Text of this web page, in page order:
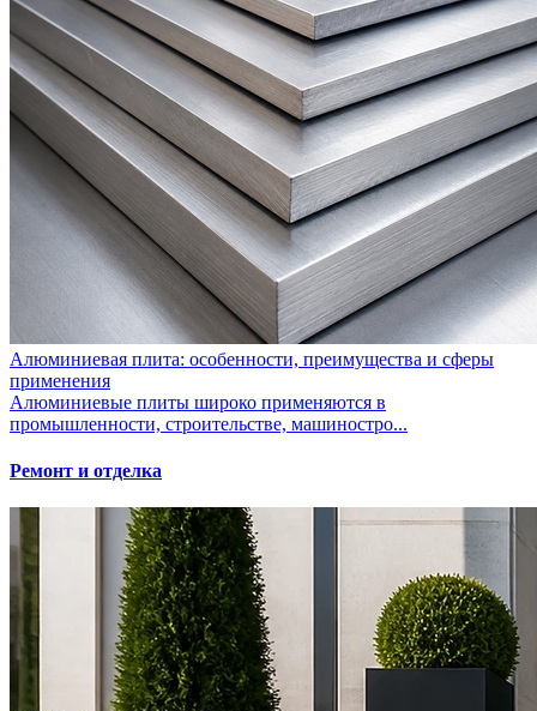
Алюминиевая плита: особенности, преимущества и сферы
применения
Алюминиевые плиты широко применяются в
промышленности, строительстве, машиностро...
Ремонт и отделка